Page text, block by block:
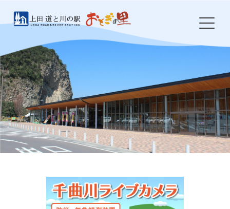
おとぎの里について
お知らせ
イベント
農産物・特産品
ドッグラン